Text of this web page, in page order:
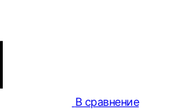
В сравнение